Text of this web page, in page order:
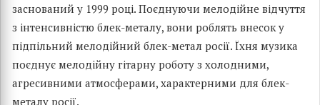
заснований у 1999 році. Поєднуючи мелодійне відчуття
з інтенсивністю блек-металу, вони роблять внесок у
підпільний мелодійний блек-метал росії. Їхня музика
поєднує мелодійну гітарну роботу з холодними,
агресивними атмосферами, характерними для блек-
металу росії.